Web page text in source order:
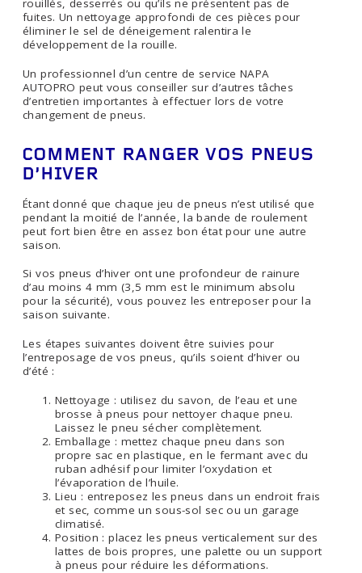
rouillés, desserrés ou qu’ils ne présentent pas de
fuites. Un nettoyage approfondi de ces pièces pour
éliminer le sel de déneigement ralentira le
développement de la rouille.
Un professionnel d’un centre de service NAPA
AUTOPRO peut vous conseiller sur d’autres tâches
d’entretien importantes à effectuer lors de votre
changement de pneus.
COMMENT RANGER VOS PNEUS
D’HIVER
Étant donné que chaque jeu de pneus n’est utilisé que
pendant la moitié de l’année, la bande de roulement
peut fort bien être en assez bon état pour une autre
saison.
Si vos pneus d’hiver ont une profondeur de rainure
d’au moins 4 mm (3,5 mm est le minimum absolu
pour la sécurité), vous pouvez les entreposer pour la
saison suivante.
Les étapes suivantes doivent être suivies pour
l’entreposage de vos pneus, qu’ils soient d’hiver ou
d’été :
Nettoyage : utilisez du savon, de l’eau et une
brosse à pneus pour nettoyer chaque pneu.
Laissez le pneu sécher complètement.
Emballage : mettez chaque pneu dans son
propre sac en plastique, en le fermant avec du
ruban adhésif pour limiter l’oxydation et
l’évaporation de l’huile.
Lieu : entreposez les pneus dans un endroit frais
et sec, comme un sous-sol sec ou un garage
climatisé.
Position : placez les pneus verticalement sur des
lattes de bois propres, une palette ou un support
à pneus pour réduire les déformations.